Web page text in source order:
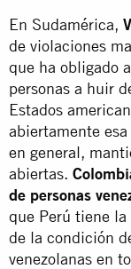
En Sudamérica,
de violaciones
que ha obligado
personas a huir
Estados
abiertamente
en general,
abiertas.
de personas
que Perú tiene
de la condición
venezolanas en